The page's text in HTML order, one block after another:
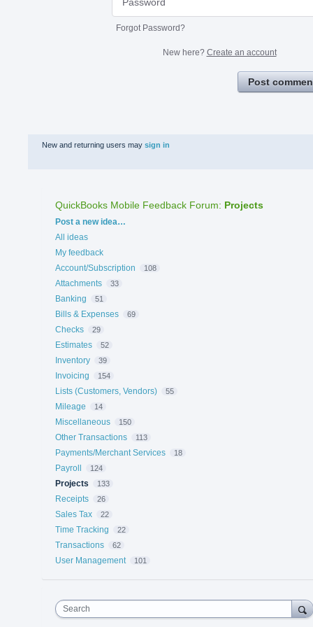
Forgot Password?
New here? Create an account
Post
New and returning users may sign in
QuickBooks Mobile Feedback Forum: Projects
Categories
Post a new idea…
All ideas
My feedback
Account/Subscription
108
Attachments 33
Banking 51
Bills & Expenses 69
Checks 29
Estimates 52
Inventory 39
Invoicing 154
Lists (Customers, Vendors) 55
Mileage 14
Miscellaneous 150
Other Transactions 113
Payments/Merchant Services 18
Payroll 124
Projects 133
Receipts 26
Sales Tax 22
Time Tracking 22
Transactions 62
User Management 101
Search